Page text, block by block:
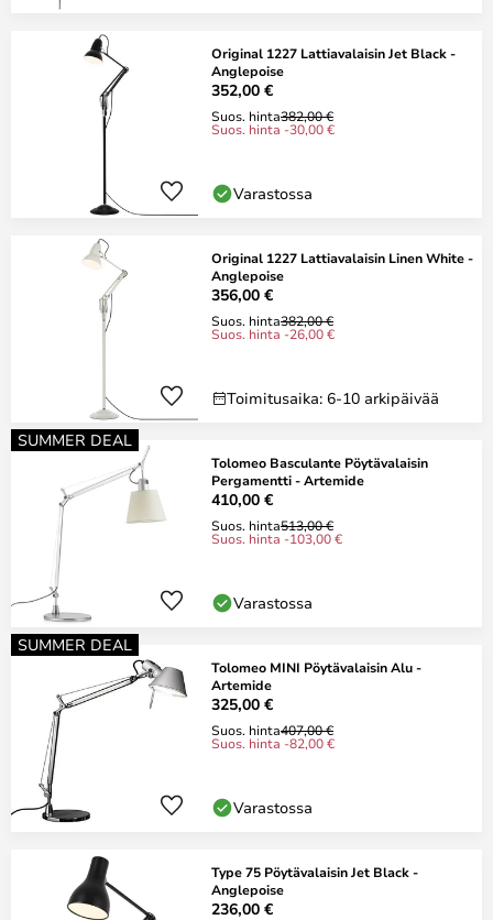
Original 1227 Lattiavalaisin Jet Black -
Anglepoise
352,00 €
Suos. hinta382,00 €
Suos. hinta -30,00 €
Varastossa
Original 1227 Lattiavalaisin Linen White -
Anglepoise
356,00 €
Suos. hinta382,00 €
Suos. hinta -26,00 €
Toimitusaika: 6-10 arkipäivää
SUMMER DEAL
Tolomeo Basculante Pöytävalaisin
Pergamentti - Artemide
410,00 €
Suos. hinta513,00 €
Suos. hinta -103,00 €
Varastossa
SUMMER DEAL
Tolomeo MINI Pöytävalaisin Alu -
Artemide
325,00 €
Suos. hinta407,00 €
Suos. hinta -82,00 €
Varastossa
Type 75 Pöytävalaisin Jet Black -
Anglepoise
236,00 €